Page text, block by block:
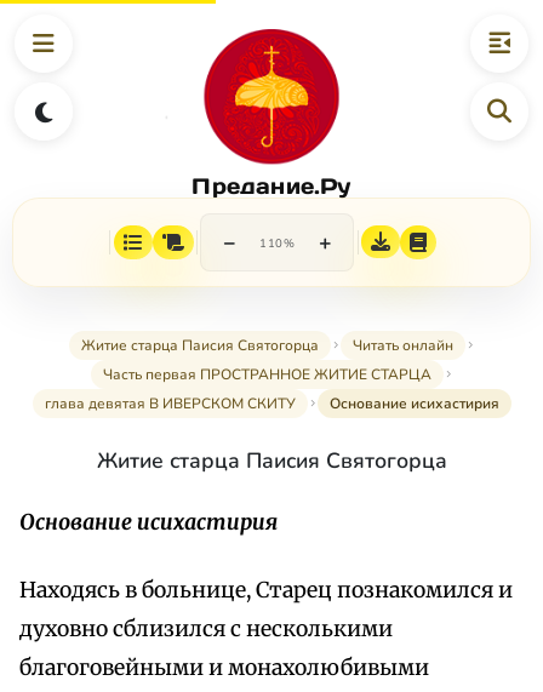
Предание.Ру
− 110% +
Житие старца Паисия Святогорца
Читать онлайн
Часть первая ПРОСТРАННОЕ ЖИТИЕ СТАРЦА
глава девятая В ИВЕРСКОМ СКИТУ
Основание исихастирия
Житие старца Паисия Святогорца
Основание исихастирия
Находясь в больнице, Старец познакомился и
духовно сблизился с несколькими
благоговейными и монахолюбивыми